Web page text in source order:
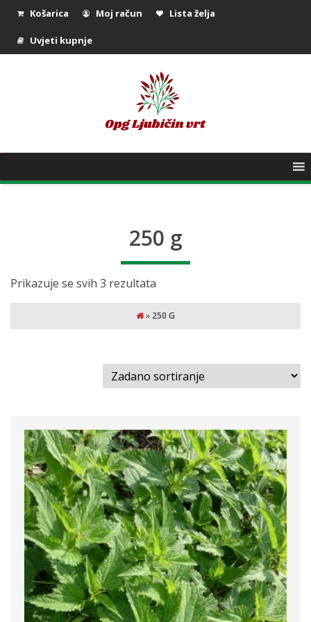
Košarica Moj račun Lista želja
Uvjeti kupnje
250 g
Prikazuje se svih 3 rezultata
» 250 G